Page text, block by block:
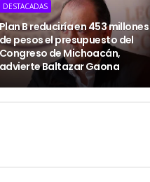
DESTACADAS
Plan B reduciría en 453 millones
de pesos el presupuesto del
Congreso de Michoacán,
advierte Baltazar Gaona